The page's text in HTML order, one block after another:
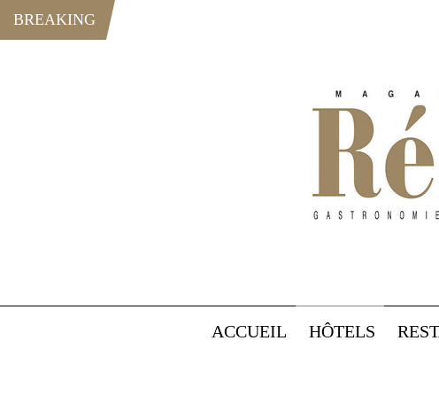
BREAKING
ACCUEIL HÔTELS